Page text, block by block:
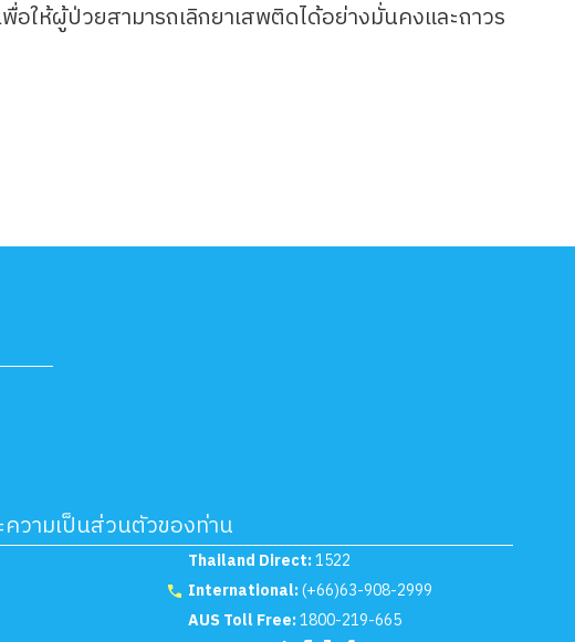
อให้ผู้ป่วยสามารถเลิกยาเสพติดได้อย่างมั่นคงและถาวร
วามเป็นส่วนตัวของท่าน
Thailand Direct:1522
International:(+66)63-908-2999
AUS Toll Free:1800-219-665